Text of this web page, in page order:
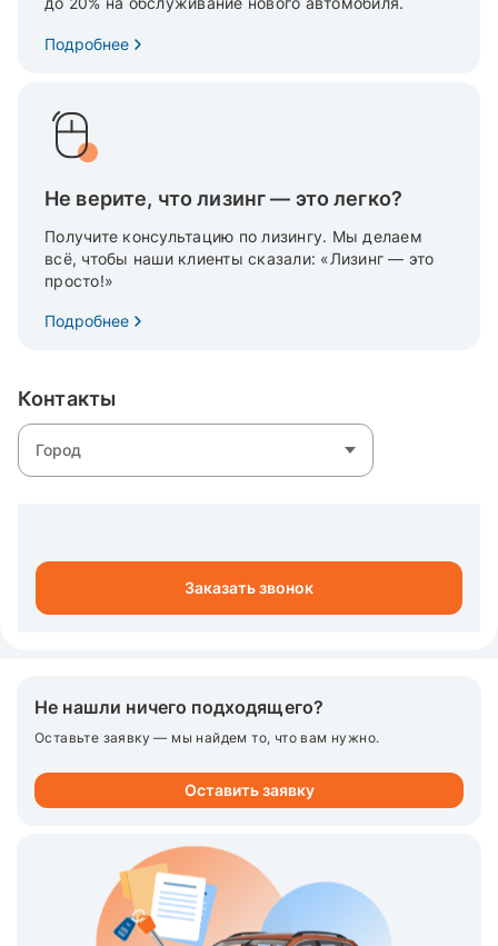
Подробнее
Не верите, что лизинг — это легко?
Получите консультацию по лизингу. Мы делаем
всё, чтобы наши клиенты сказали: «Лизинг — это
просто!»
Подробнее
Контакты
Город
Заказать звонок
Не нашли ничего подходящего?
Оставьте заявку — мы найдем то, что вам нужно.
Оставить заявку